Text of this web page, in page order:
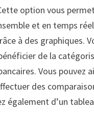
option vous
et en temps
à des graphiques.
de la
Vous pouvez
des
également d’un